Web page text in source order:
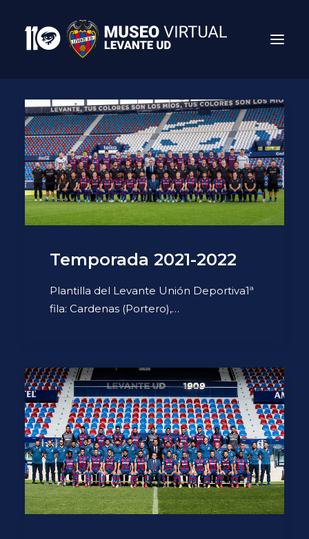
Temporada 2021-2022
Plantilla del Levante Unión Deportiva1ª
fila: Cardenas (Portero),…